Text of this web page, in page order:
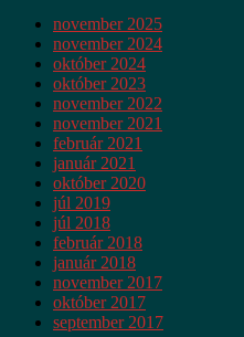
november 2025
november 2024
október 2024
október 2023
november 2022
november 2021
február 2021
január 2021
október 2020
júl 2019
júl 2018
február 2018
január 2018
november 2017
október 2017
september 2017